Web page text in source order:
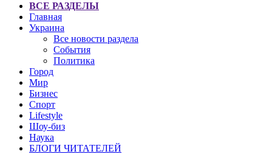
ВСЕ РАЗДЕЛЫ
Главная
Украина
Все новости раздела
События
Политика
Город
Мир
Бизнес
Спорт
Lifestyle
Шоу-биз
Наука
БЛОГИ ЧИТАТЕЛЕЙ